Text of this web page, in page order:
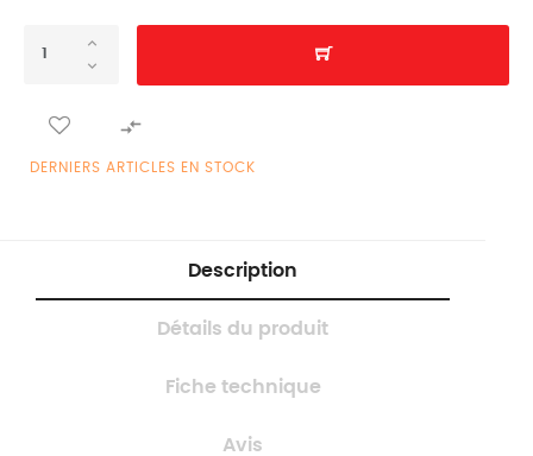

DERNIERS ARTICLES EN STOCK
Description
Détails du produit
Fiche technique
Avis